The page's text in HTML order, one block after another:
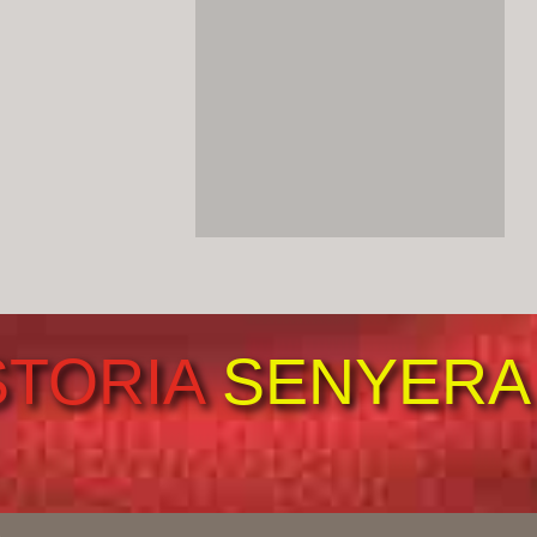
ben lliurat
by Pedro Fuentes Caballero
31 de Maig de 2026
Els mits del pancatalanisme
77 – La suposta “guerra
SENYERA